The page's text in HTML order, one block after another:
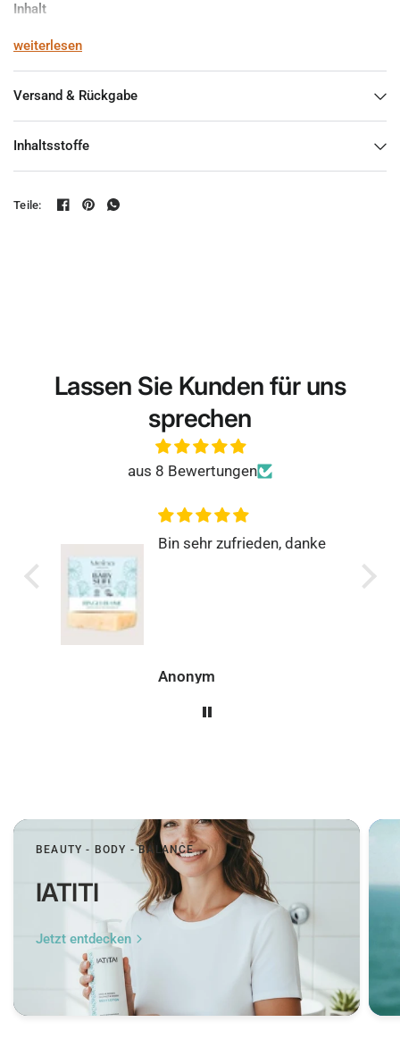
Inhalt
weiterlesen
Versand & Rückgabe
Inhaltsstoffe
Teile:
Lassen Sie Kunden für uns
sprechen
aus 8 Bewertungen
danke
Rundum zufrieden
Super einfach, schnell und
Peer
BEAUTY - BODY - BALANCE
IATITI
Jetzt entdecken